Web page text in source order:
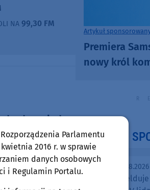
NA 99,30 FM
między
Artykuł
Premiera
nowy król
piątek, 07.08.2026
Raciąż
Parlamentu
2016 r. w sprawie
danych osobowych
i Regulamin Portalu.